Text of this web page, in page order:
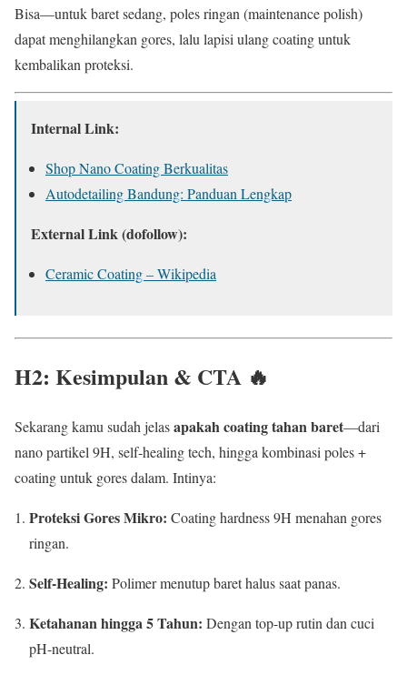
Bisa—untuk baret sedang, poles ringan (maintenance polish)
dapat menghilangkan gores, lalu lapisi ulang coating untuk
kembalikan proteksi.
Internal Link:
Shop Nano Coating Berkualitas
Autodetailing Bandung: Panduan Lengkap
External Link (dofollow):
Ceramic Coating – Wikipedia
H2: Kesimpulan & CTA 🔥
Sekarang kamu sudah jelasapakah coating tahan baret—dari
nano partikel 9H, self-healing tech, hingga kombinasi poles +
coating untuk gores dalam. Intinya:
Proteksi Gores Mikro: Coating hardness 9H menahan gores
ringan.
Self-Healing: Polimer menutup baret halus saat panas.
Ketahanan hingga 5 Tahun: Dengan top-up rutin dan cuci
pH-neutral.